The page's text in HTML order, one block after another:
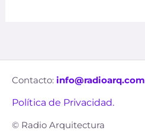
Contacto: info@radioarq.com
Política de Privacidad.
© Radio Arquitectura